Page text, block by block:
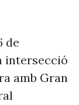
de
intersecció
amb Gran